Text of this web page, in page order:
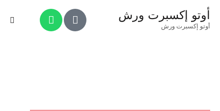
أوتو إكسبرت ورش
أوتو إكسبرت ورش